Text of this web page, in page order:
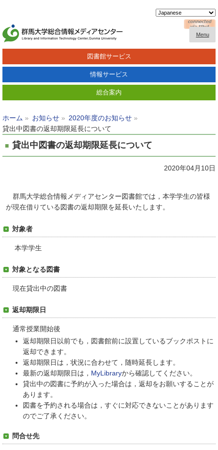
Menu
図書館サービス
情報サービス
総合案内
ホーム お知らせ
2020年度のお知らせ
貸出中図書の返却期限延長について
貸出中図書の返却期限延長について
2020年04月10日
群馬大学総合情報メディアセンター図書館では，本学学生の皆様
が現在借りている図書の返却期限を延長いたします。
対象者
本学学生
対象となる図書
現在貸出中の図書
返却期限日
通常授業開始後
返却期限日以前でも，図書館前に設置しているブックポストに
返却できます。
返却期限日は，状況に合わせて，随時延長します。
最新の返却期限日は， MyLibraryから確認してください。
貸出中の図書に予約が入った場合は，返却をお願いすることが
あります。
図書を予約される場合は，すぐに対応できないことがあります
のでご了承ください。
問合せ先